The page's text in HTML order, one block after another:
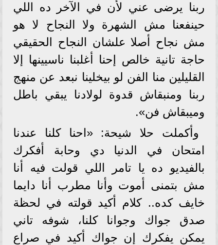
ربنا يرضى عني لأن في الآخر ده اللي
حينفعنا مش الشهرة ولا النجاح لا هو
مش نجاح أصلا علشان النجاح الحقيقي
حاجة تانية خالص إحنا أغلبنا ناسيينها إلا
القليلين منا الفن لو بيخلينا نبعد عن منهج
ربنا ومنبقاش قدوة لولادنا يبقي باطل
وميبقاش فن».
وأكملت حلا شيحة: «احنا كلنا عندنا
امتحان في الدنيا دي وحابة أفكرك
بالفيديو ده یا تامر اللي قولت فيه أنا
مش بتمنى أموت وأنا مطرب أنا دايما
خايف کده.. كلام أكيد قولته في لحظة
صدق جواك وجوانا كلنا، شوفه تاني
يمكن يفكرك إن جواك أكيد في صراع